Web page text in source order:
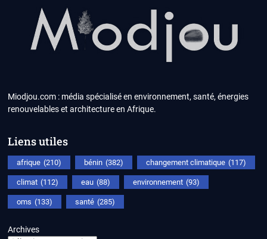
Miodjou.com : média spécialisé en environnement, santé, énergies
renouvelables et architecture en Afrique.
Liens utiles
afrique (210) bénin (382) changement climatique (117)
climat (112) eau (88) environnement (93)
oms (133) santé (285)
Archives